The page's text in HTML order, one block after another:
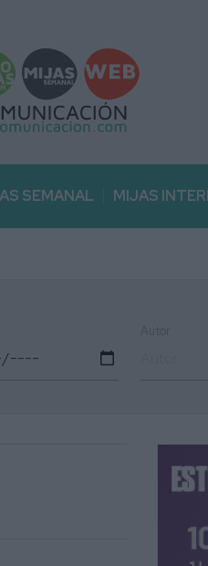
SEMANAL MIJAS